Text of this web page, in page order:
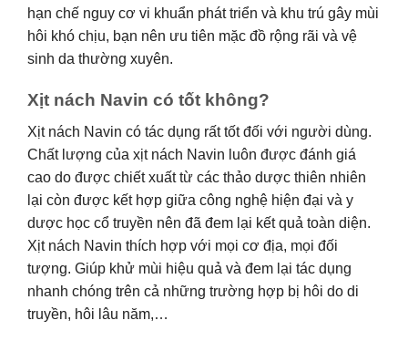
hạn chế nguy cơ vi khuẩn phát triển và khu trú gây mùi
hôi khó chịu, bạn nên ưu tiên mặc đồ rộng rãi và vệ
sinh da thường xuyên.
Xịt nách Navin có tốt không?
Xịt nách Navin có tác dụng rất tốt đối với người dùng.
Chất lượng của xịt nách Navin luôn được đánh giá
cao do được chiết xuất từ các thảo dược thiên nhiên
lại còn được kết hợp giữa công nghệ hiện đại và y
dược học cổ truyền nên đã đem lại kết quả toàn diện.
Xịt nách Navin thích hợp với mọi cơ địa, mọi đối
tượng. Giúp khử mùi hiệu quả và đem lại tác dụng
nhanh chóng trên cả những trường hợp bị hôi do di
truyền, hôi lâu năm,…